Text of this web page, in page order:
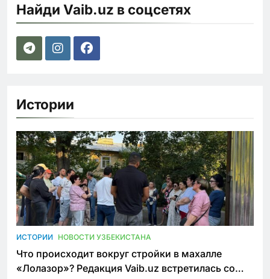
Найди Vaib.uz в соцсетях
Истории
ИСТОРИИ НОВОСТИ УЗБЕКИСТАНА
Что происходит вокруг стройки в махалле
«Лолазор»? Редакция Vaib.uz встретилась со